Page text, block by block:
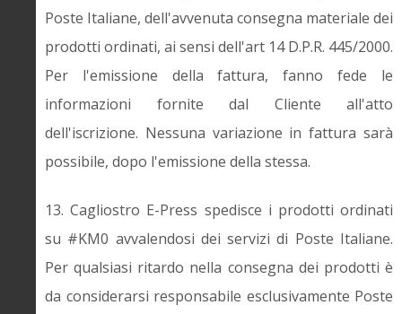
Poste Italiane, dell'avvenuta consegna materiale dei
prodotti ordinati, ai sensi dell'art 14 D.P.R. 445/2000.
Per l'emissione della fattura, fanno fede le
informazioni fornite dal Cliente all'atto
dell'iscrizione. Nessuna variazione in fattura sarà
possibile, dopo l'emissione della stessa.
13. Cagliostro E-Press spedisce i prodotti ordinati
su #KM0 avvalendosi dei servizi di Poste Italiane.
Per qualsiasi ritardo nella consegna dei prodotti è
da considerarsi responsabile esclusivamente Poste